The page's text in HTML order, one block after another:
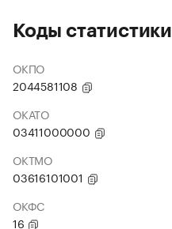
Коды статистики
ОКПО
2044581108
ОКАТО
03411000000
ОКТМО
03616101001
ОКФС
16